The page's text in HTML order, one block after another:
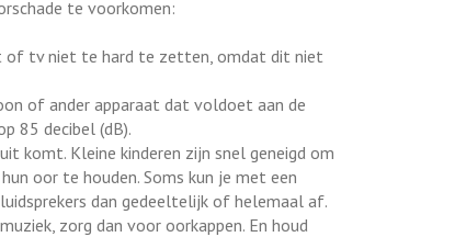
te voorkomen:
of tv niet te hard te zetten, omdat dit niet
of ander apparaat dat voldoet aan de
85 decibel (dB).
komt. Kleine kinderen zijn snel geneigd om
oor te houden. Soms kun je met een
dan gedeeltelijk of helemaal af.
zorg dan voor oorkappen. En houd